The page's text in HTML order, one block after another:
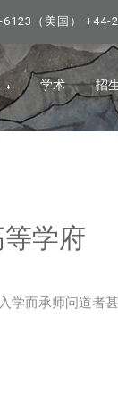
（美国） +44-
学术 招
学府
学而承师问道者